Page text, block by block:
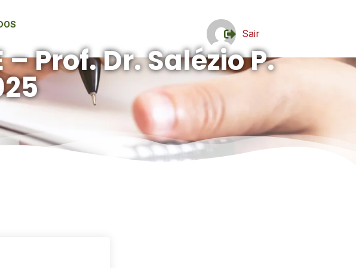
Sair
Prof. Dr. Salézio P.